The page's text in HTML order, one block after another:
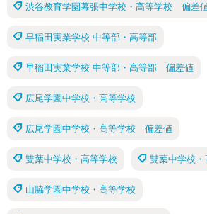
渋谷教育学園幕張中学校・高等学校 偏差
早稲田実業学校 中等部・高等部
早稲田実業学校 中等部・高等部 偏差値
広尾学園中学校・高等学校
広尾学園中学校・高等学校 偏差値
雙葉中学校・高等学校 雙葉中学校
山脇学園中学校・高等学校